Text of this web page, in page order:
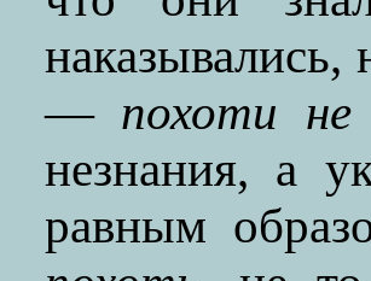
— похоти не
незнания, а
равным